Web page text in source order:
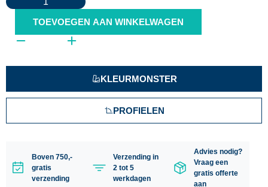
TOEVOEGEN AAN WINKELWAGEN
KLEURMONSTER
PROFIELEN
Boven 750,-
gratis
verzending
Verzending in
2 tot 5
werkdagen
Advies nodig?
Vraag een
gratis offerte
aan